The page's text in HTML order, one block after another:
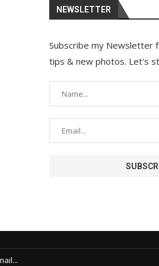
NEWSLETTER
Subscribe my Newsletter
tips & new photos. Let's